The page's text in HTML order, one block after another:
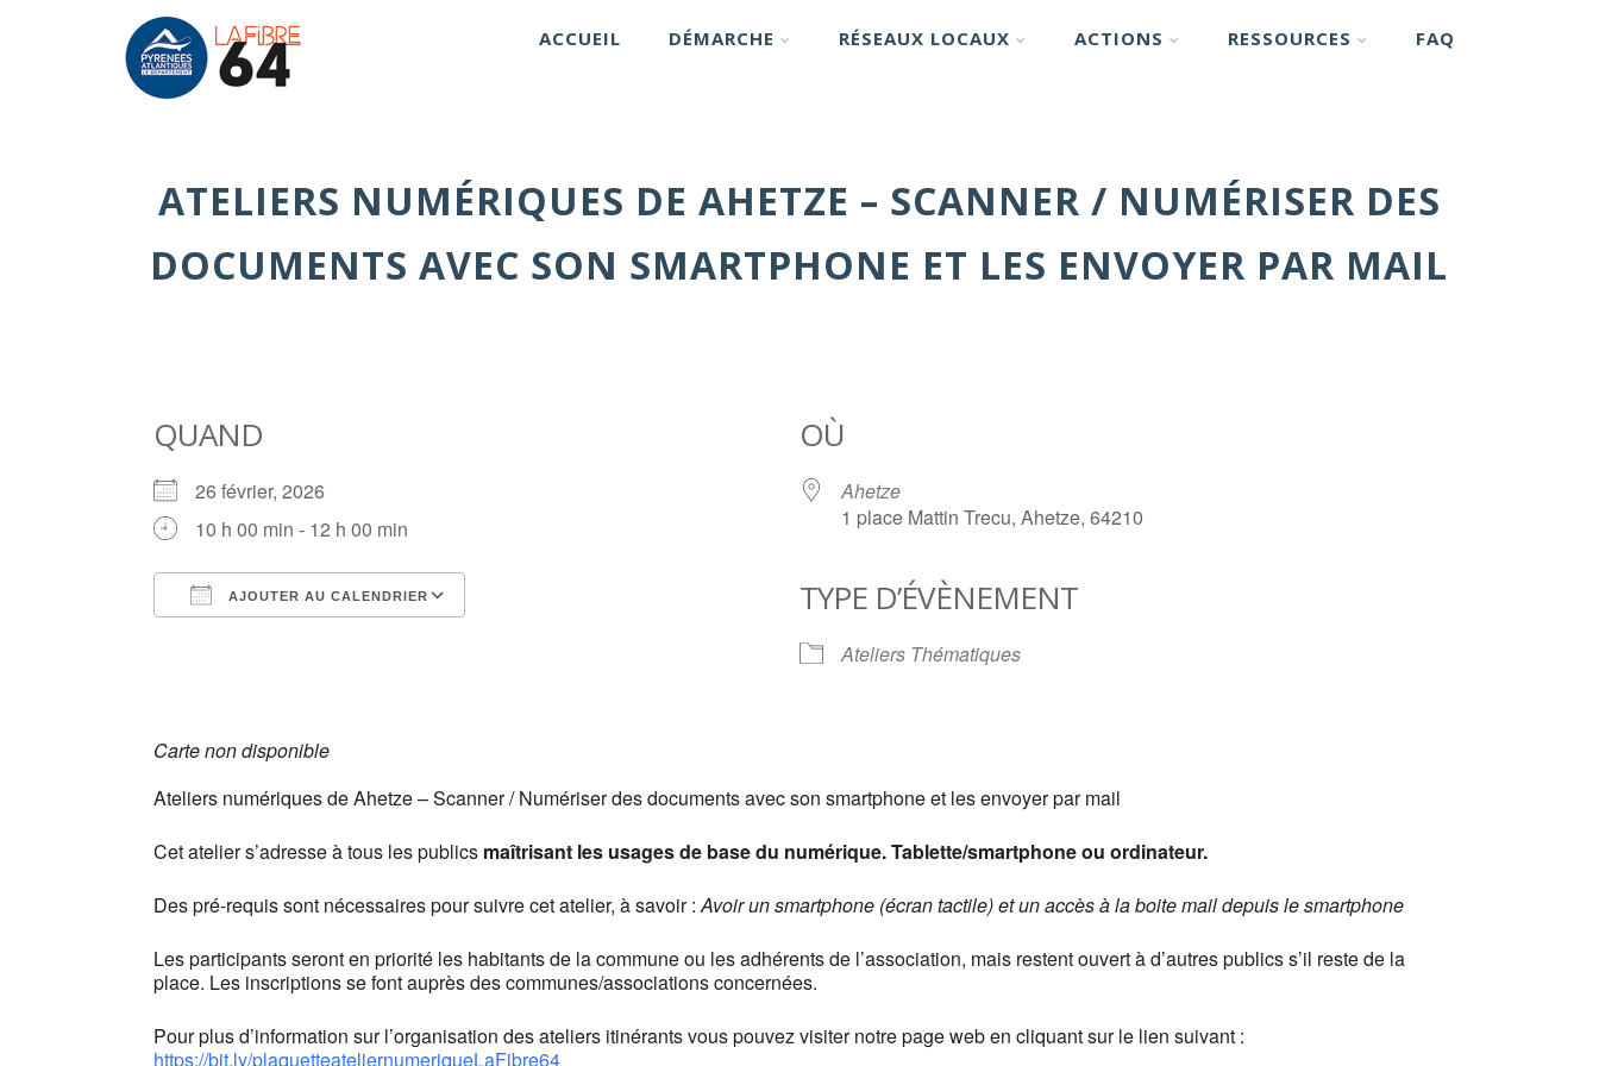
ACCUEIL DÉMARCHE RÉSEAUX LOCAUX ACTIONS RESSOURCES FAQ
ATELIERS NUMÉRIQUES DE AHETZE – SCANNER / NUMÉRISER DES
DOCUMENTS AVEC SON SMARTPHONE ET LES ENVOYER PAR MAIL
QUAND
26 février, 2026
10 h 00 min - 12 h 00 min
AJOUTER AU CALENDRIER
iCalendar
OÙ
Ahetze
1 place Mattin Trecu, Ahetze, 64210
TYPE D’ÉVÈNEMENT
Ateliers Thématiques
Carte non disponible
Ateliers numériques de Ahetze – Scanner / Numériser des documents avec son smartphone et les envoyer par mail
Cet atelier s’adresse à tous les publics maîtrisant les usages de base du numérique. Tablette/smartphone ou ordinateur.
Des pré-requis sont nécessaires pour suivre cet atelier, à savoir :Avoir un smartphone (écran tactile) et un accès à la boite mail depuis le smartphone
Les participants seront en priorité les habitants de la commune ou les adhérents de l’association, mais restent ouvert à d’autres publics s’il reste de la
place. Les inscriptions se font auprès des communes/associations concernées.
Pour plus d’information sur l’organisation des ateliers itinérants vous pouvez visiter notre page web en cliquant sur le lien suivant :
https://bit.ly/plaquetteateliernumeriqueLaFibre64